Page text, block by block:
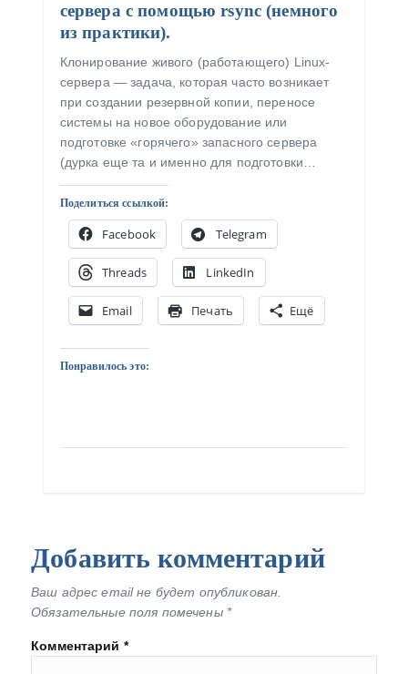
сервера с помощью rsync (немного
из практики).
Клонирование живого (работающего) Linux-
сервера — задача, которая часто возникает
при создании резервной копии, переносе
системы на новое оборудование или
подготовке «горячего» запасного сервера
(дурка еще та и именно для подготовки…
Поделиться ссылкой:
Facebook Telegram
Threads LinkedIn
Email Печать Ещё
Понравилось это:
Добавить комментарий
Ваш адрес email не будет опубликован.
Обязательные поля помечены *
Комментарий *